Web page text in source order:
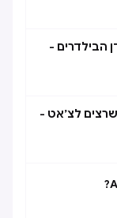
הבילדרים -
שרצים לצ׳אט -